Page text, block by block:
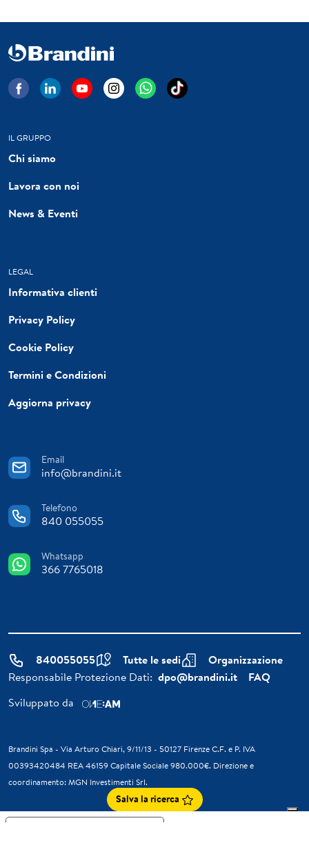
IL GRUPPO
Chi siamo
Lavora con noi
News & Eventi
LEGAL
Informativa clienti
Privacy Policy
Cookie Policy
Termini e Condizioni
Aggiorna privacy
Email
info@brandini.it
Telefono
840 055055
Whatsapp
366 7765018
840055055 Tutte le sedi
Organizzazione
Responsabile Protezione Dati: dpo@brandini.it
FAQ
Sviluppato da
Brandini Spa - Via Arturo Chiari, 9/11/13 - 50127 Firenze C.F. e P. IVA
00393420484 REA 46159 Capitale Sociale 980.000€. Direzione e
coordinamento: MGN Investimenti Srl.
Salva la ricerca